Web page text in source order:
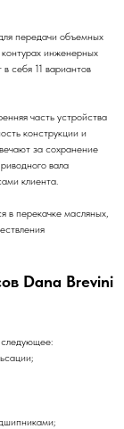
передачи объемных
инженерных
себя 11 вариантов
часть устройства
конструкции и
за сохранение
вала
клиента.
в перекачке масляных,
Dana Brevini
следующее: